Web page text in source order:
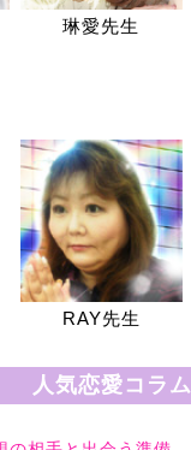
琳愛先生
RAY先生
人気恋愛コラム